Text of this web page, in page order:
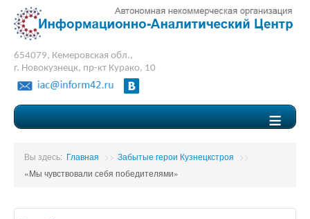
654079, Кемеровская обл.,
г. Новокузнецк, пр-кт Курако, 10
≡
Вы здесь: Главная >> Забытые герои Кузнецкстроя
>>
«Мы чувствовали себя победителями»